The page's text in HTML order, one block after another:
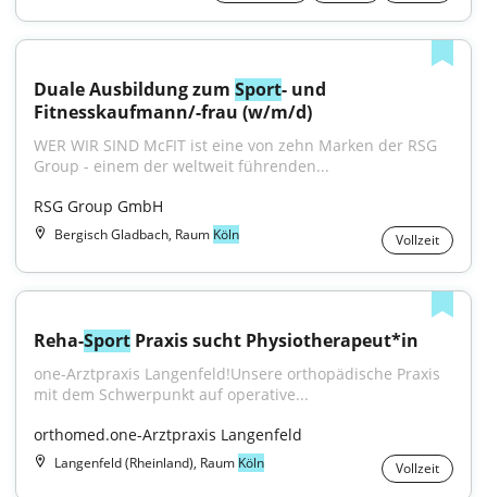
Duale Ausbildung zum Sport- und
Fitnesskaufmann/-frau (w/m/d)
WER WIR SIND McFIT ist eine von zehn Marken der RSG
Group - einem der weltweit führenden...
RSG Group GmbH
Bergisch Gladbach, Raum Köln Vollzeit
Reha-Sport Praxis sucht Physiotherapeut*in
one-Arztpraxis Langenfeld!Unsere orthopädische Praxis
mit dem Schwerpunkt auf operative...
orthomed.one-Arztpraxis Langenfeld
Langenfeld (Rheinland), Raum Köln Vollzeit